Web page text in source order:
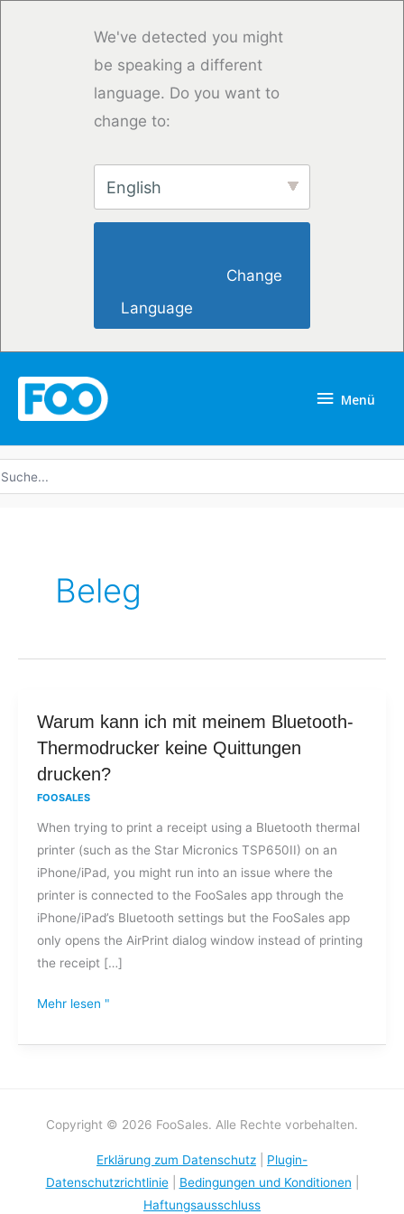
We've detected you might
be speaking a different
language. Do you want to
change to:
English
Language
Menü
Beleg
Warum kann ich mit meinem Bluetooth-
Thermodrucker keine Quittungen
drucken?
FOOSALES
When trying to print a receipt using a Bluetooth thermal
printer (such as the Star Micronics TSP650II) on an
iPhone/iPad, you might run into an issue where the
printer is connected to the FooSales app through the
iPhone/iPad’s Bluetooth settings but the FooSales app
only opens the AirPrint dialog window instead of printing
the receipt […]
Warum
kann
ich
Bluetooth-
Thermodrucker
keine
Quittungen
drucken?
Mehr lesen "
Copyright © 2026 FooSales. Alle Rechte vorbehalten.
Erklärung zum Datenschutz
Plugin-
Datenschutzrichtlinie| Bedingungen und Konditionen
Haftungsausschluss